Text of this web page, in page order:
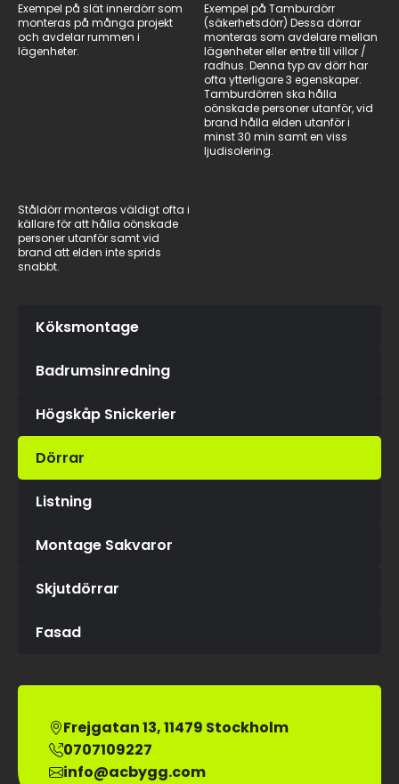
Köksmontage
Badrumsinredning
Högskåp Snickerier
Dörrar
Listning
Montage Sakvaror
Skjutdörrar
Fasad
Frejgatan 13, 11479 Stockholm
0707109227
info@acbygg.com
Exempel på slät innerdörr som
monteras på många projekt
och avdelar rummen i
lägenheter.
Exempel på Tamburdörr
(säkerhetsdörr) Dessa dörrar
monteras som avdelare mellan
lägenheter eller entre till villor /
radhus. Denna typ av dörr har
ofta ytterligare 3 egenskaper.
Tamburdörren ska hålla
oönskade personer utanför, vid
brand hålla elden utanför i
minst 30 min samt en viss
ljudisolering.
Ståldörr monteras väldigt ofta i
källare för att hålla oönskade
personer utanför samt vid
brand att elden inte sprids
snabbt.